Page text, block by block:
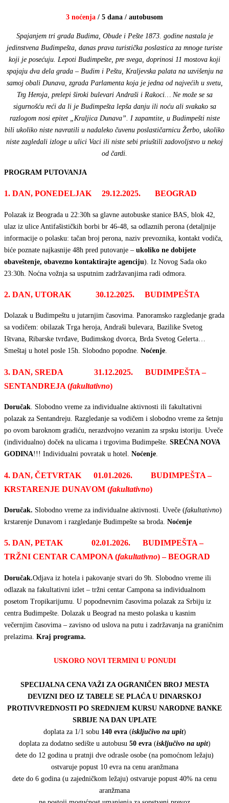
3 noćenja / 5 dana / autobusom
Spajanjem tri grada Budima, Obude i Pešte 1873. godine nastala je
jedinstvena Budimpešta, danas prava turistička poslastica za mnoge turiste
koji je posećuju. Lepoti Budimpešte, pre svega, doprinosi 11 mostova koji
spajaju dva dela grada – Budim i Peštu, Kraljevska palata na uzvišenju na
samoj obali Dunava, zgrada Parlamenta koja je jedna od najvećih u svetu,
Trg Heroja, prelepi široki bulevari Andraši i Rakoci… Ne može se sa
sigurnošću reći da li je Budimpešta lepša danju ili noću ali svakako sa
razlogom nosi epitet
„Kraljica Dunava”. I zapamtite, u Budimpešti niste
bili ukoliko niste navratili u nadaleko čuvenu poslastičarnicu Žerbo, ukoliko
niste zagledali izloge u ulici Vaci ili niste sebi priuštili zadovoljstvo u nekoj
od čardi.
PROGRAM PUTOVANJA
1. DAN, PONEDELJAK 29.12.2025. BEOGRAD
Polazak iz Beograda u 22:30h sa glavne autobuske stanice BAS, blok 42,
ulaz iz ulice Antifašističkih borbi br 46-48, sa odlaznih perona (detaljnije
informacije o polasku: tačan broj perona, naziv prevoznika, kontakt vodiča,
biće poznate najkasnije 48h pred putovanje – ukoliko ne dobijete
obaveštenje, obavezno kontaktirajte agenciju). Iz Novog Sada oko
23:30h. Noćna vožnja sa usputnim zadržavanjima radi odmora.
2. DAN, UTORAK 30.12.2025. BUDIMPEŠTA
Dolazak u Budimpeštu u jutarnjim časovima. Panoramsko razgledanje grada
sa vodičem: obilazak Trga heroja, Andraši bulevara, Bazilike Svetog
Ištvana, Ribarske tvrđave, Budimskog dvorca, Brda Svetog Gelerta…
Smeštaj u hotel posle 15h. Slobodno popodne. Noćenje.
3. DAN, SREDA 31.12.2025. BUDIMPEŠTA –
SENTANDREJA (fakultativno)
Doručak. Slobodno vreme za individualne aktivnosti ili fakultativni
polazak za Sentandreju. Razgledanje sa vodičem i slobodno vreme za šetnju
po ovom baroknom gradiću, nerazdvojno vezanim za srpsku istoriju. Uveče
(individualno) doček na ulicama i trgovima Budimpešte. SREĆNA NOVA
GODINA!!! Individualni povratak u hotel. Noćenje.
4. DAN, ČETVRTAK 01.01.2026. BUDIMPEŠTA –
KRSTARENJE DUNAVOM (fakultativno)
Doručak. Slobodno vreme za individualne aktivnosti. Uveče (fakultativno)
krstarenje Dunavom i razgledanje Budimpešte sa broda. Noćenje
5. DAN, PETAK 02.01.2026. BUDIMPEŠTA –
TRŽNI CENTAR CAMPONA (fakultativno) – BEOGRAD
Doručak.Odjava iz hotela i pakovanje stvari do 9h. Slobodno vreme ili
odlazak na fakultativni izlet – tržni centar Campona sa individualnom
posetom Tropikarijumu. U popodnevnim časovima polazak za Srbiju iz
centra Budimpešte. Dolazak u Beograd na mesto polaska u kasnim
večernjim časovima – zavisno od uslova na putu i zadržavanja na graničnim
prelazima. Kraj programa.
USKORO NOVI TERMINI U PONUDI
SPECIJALNA CENA VAŽI ZA OGRANIČEN BROJ MESTA
DEVIZNI DEO IZ TABELE SE PLAĆA U DINARSKOJ
PROTIVVREDNOSTI PO SREDNJEM KURSU NARODNE BANKE
SRBIJE NA DAN UPLATE
doplata za 1/1 sobu 140 evra(isključivo na upit)
doplata za dodatno sedište u autobusu 50 evra(isključivo na upit)
dete do 12 godina u pratnji dve odrasle osobe (na pomoćnom ležaju)
ostvaruje popust 10 evra na cenu aranžmana
dete do 6 godina (u zajedničkom ležaju) ostvaruje popust 40% na cenu
aranžmana